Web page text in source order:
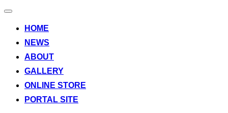
ナ
HOME
NEWS
ABOUT
GALLERY
ONLINE STORE
PORTAL SITE